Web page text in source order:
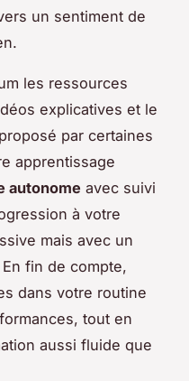
un sentiment de
les ressources
explicatives et le
proposé par certaines
apprentissage
autonome avec suivi
à votre
mais avec un
fin de compte,
dans votre routine
tout en
aussi fluide que